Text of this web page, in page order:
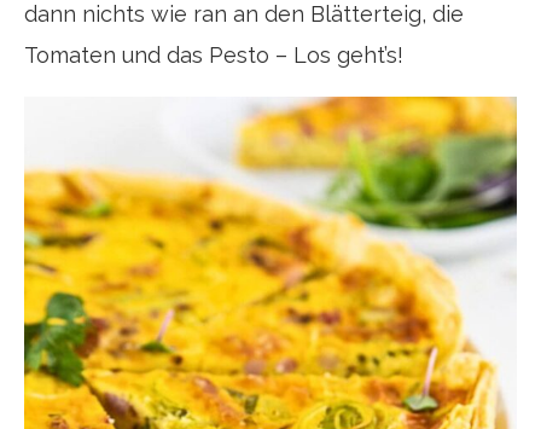
dann nichts wie ran an den Blätterteig, die
Tomaten und das Pesto – Los geht’s!